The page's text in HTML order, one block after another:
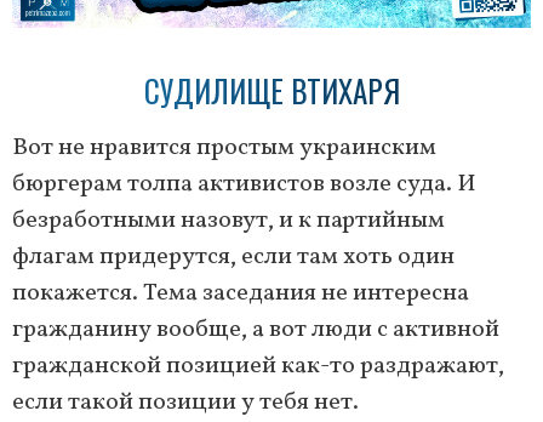
СУДИЛИЩЕ ВТИХАРЯ
Вот не нравится простым украинским
бюргерам толпа активистов возле суда. И
безработными назовут, и к партийным
флагам придерутся, если там хоть один
покажется. Тема заседания не интересна
гражданину вообще, а вот люди с активной
гражданской позицией как-то раздражают,
если такой позиции у тебя нет.